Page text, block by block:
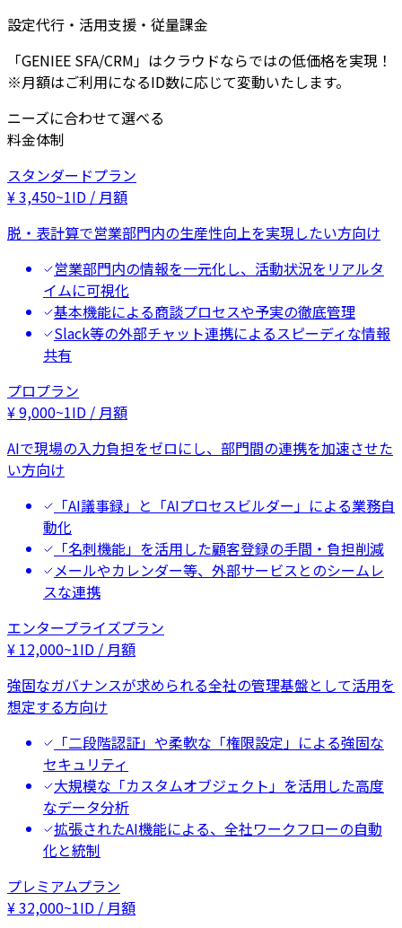
設定代行・活用支援・従量課金
「GENIEE SFA/CRM」はクラウドならではの低価格を実現！
※月額はご利用になるID数に応じて変動いたします。
ニーズに合わせて選べる
料金体制
スタンダードプラン
¥3,450~1ID / 月額
脱・表計算で営業部門内の生産性向上を実現したい方向け
営業部門内の情報を一元化し、活動状況をリアルタ
イムに可視化
基本機能による商談プロセスや予実の徹底管理
Slack等の外部チャット連携によるスピーディな情報
共有
プロプラン
¥9,000~1ID / 月額
AIで現場の入力負担をゼロにし、部門間の連携を加速させた
い方向け
「AI議事録」と「AIプロセスビルダー」による業務自
動化
「名刺機能」を活用した顧客登録の手間・負担削減
メールやカレンダー等、外部サービスとのシームレ
スな連携
エンタープライズプラン
¥ 12,000~1ID / 月額
強固なガバナンスが求められる全社の管理基盤として活用を
想定する方向け
「二段階認証」や柔軟な「権限設定」による強固な
セキュリティ
大規模な「カスタムオブジェクト」を活用した高度
なデータ分析
拡張されたAI機能による、全社ワークフローの自動
化と統制
プレミアムプラン
¥32,000~1ID / 月額